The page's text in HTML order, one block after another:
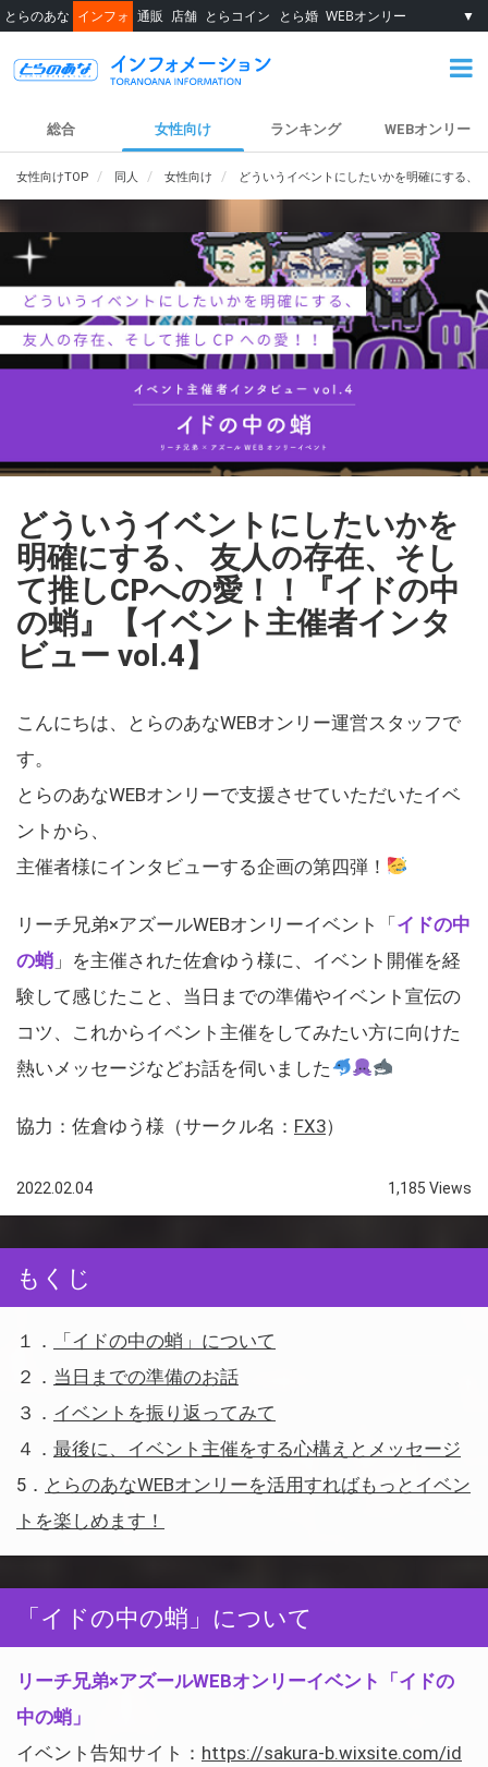
とらのあな インフォ 通販 店舗 とらコイン とら婚 WEBオンリー ▼
総合 女性向け ランキング WEBオンリー
女性向けTOP 同人 女性向け どういうイベントにしたいかを明確にする、
どういうイベントにしたいかを
明確にする、 友人の存在、そし
て推しCPへの愛！！『イドの中
の蛸』【イベント主催者インタ
ビュー vol.4】
こんにちは、とらのあなWEBオンリー運営スタッフで
す。
とらのあなWEBオンリーで支援させていただいたイベ
ントから、
主催者様にインタビューする企画の第四弾！
リーチ兄弟×アズールWEBオンリーイベント「イドの中
の蛸 」を主催された佐倉ゆう様に、イベント開催を経
験して感じたこと、当日までの準備やイベント宣伝の
コツ、これからイベント主催をしてみたい方に向けた
熱いメッセージなどお話を伺いました
協力：佐倉ゆう様（サークル名： FX3）
2022.02.04 1,185 Views
もくじ
１．
「イドの中の蛸」について
２． 当日までの準備のお話
３． イベントを振り返ってみて
４． 最後に、イベント主催をする心構えとメッセージ
5． とらのあなWEBオンリーを活用すればもっとイベン
トを楽しめます！
「イドの中の蛸」について
リーチ兄弟×アズールWEBオンリーイベント「イドの
中の蛸 」
イベント告知サイト： https://sakura-b.wixsite.com/id